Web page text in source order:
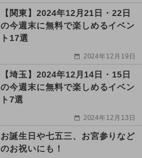
【関東】2024年12月21日・22日
の今週末に無料で楽しめるイベン
ト17選
2024年12月19日
【埼玉】2024年12月14日・15日
の今週末に無料で楽しめるイベン
ト7選
2024年12月13日
お誕生日や七五三、お宮参りなど
のお祝いにも！